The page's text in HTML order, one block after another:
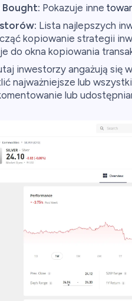
Bought: Pokazuje inne
Lista najlepszych
kopiowanie strategii
do okna kopiowania
inwestorzy angażują się
najważniejsze lub
lub